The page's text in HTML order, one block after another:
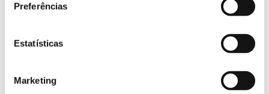
Preferências
Estatísticas
Marketing
nutrientes e a formação do solo) definidos no MEA
são considerandos no CICES como parte subjacente
os ecossistemas.